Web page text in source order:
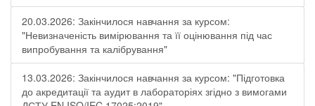
20.03.2026: Закінчилося навчання за курсом:
"Невизначеність вимірювання та її оцінювання під час
випробування та калібрування"
13.03.2026: Закінчилося навчання за курсом: "Підготовка
до акредитації та аудит в лабораторіях згідно з вимогами